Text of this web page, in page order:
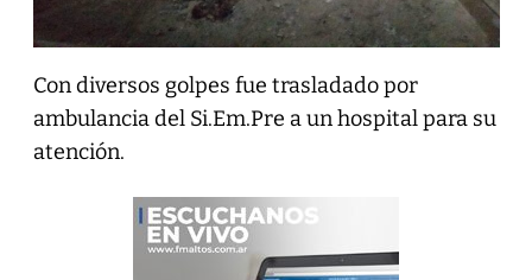
Con diversos golpes fue trasladado por
ambulancia del Si.Em.Pre a un hospital para su
atención.